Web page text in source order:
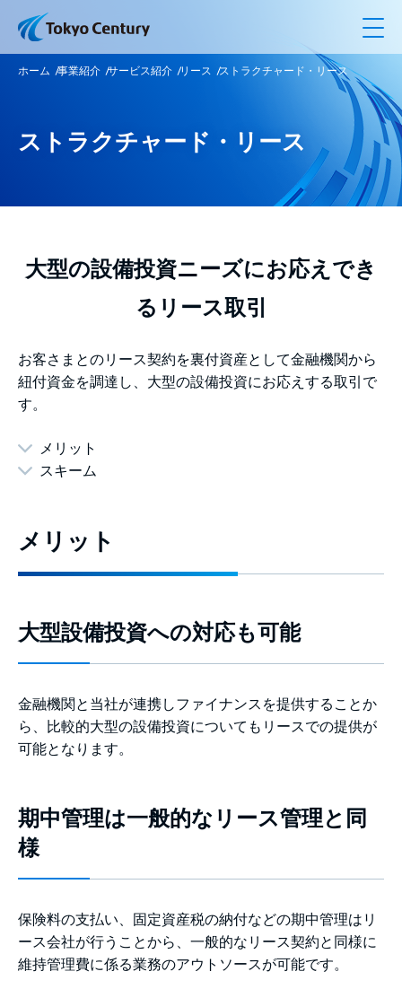
ホーム 事業紹介 サービス紹介 リース ストラクチャード・リース
ストラクチャード・リース
大型の設備投資ニーズにお応えでき
るリース取引
お客さまとのリース契約を裏付資産として金融機関から
紐付資金を調達し、大型の設備投資にお応えする取引で
す。
メリット
スキーム
メリット
大型設備投資への対応も可能
金融機関と当社が連携しファイナンスを提供することか
ら、比較的大型の設備投資についてもリースでの提供が
可能となります。
期中管理は一般的なリース管理と同
様
保険料の支払い、固定資産税の納付などの期中管理はリ
ース会社が行うことから、一般的なリース契約と同様に
維持管理費に係る業務のアウトソースが可能です。